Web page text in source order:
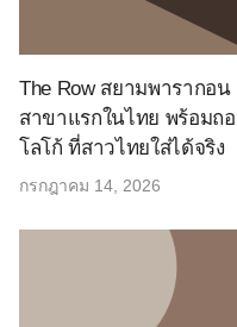
The Row สยามพารากอ
สาขาแรกในไทย พร้อมถ
โลโก้ ที่สาวไทยใส่ได้จริง
กรกฎาคม 14, 2026